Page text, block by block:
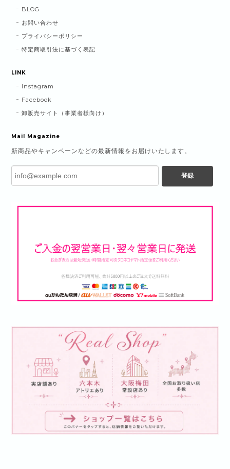
BLOG
お問い合わせ
プライバシーポリシー
特定商取引法に基づく表記
LINK
Instagram
Facebook
卸販売サイト（事業者様向け）
Mail Magazine
新商品やキャンペーンなどの最新情報をお届けいたします。
登録